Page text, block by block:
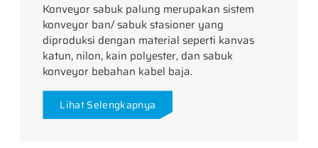
Konveyor sabuk palung merupakan sistem
konveyor ban/ sabuk stasioner yang
diproduksi dengan material seperti kanvas
katun, nilon, kain polyester, dan sabuk
konveyor bebahan kabel baja.
Lihat Selengkapnya